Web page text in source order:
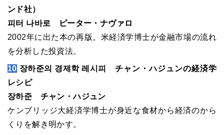
ンド社）
피터 나바로 ピーター・ナヴァロ
2002年に出た本の再版。米経済学博士が金融市場の流れ
を分析した投資法。
10 장하준의 경제학 레시피 チャン・ハジュンの経済学
レシピ
장하준 チャン・ハジュン
ケンブリッジ大経済学博士が身近な食材から経済のから
くりを解き明かす。